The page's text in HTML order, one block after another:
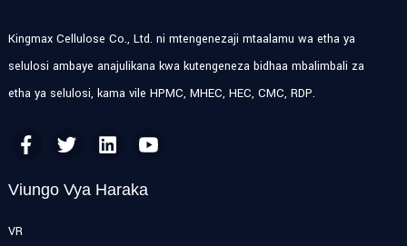
Kingmax Cellulose Co., Ltd. ni mtengenezaji mtaalamu wa etha ya
selulosi ambaye anajulikana kwa kutengeneza bidhaa mbalimbali za
etha ya selulosi, kama vile HPMC, MHEC, HEC, CMC, RDP.
Viungo Vya Haraka
VR